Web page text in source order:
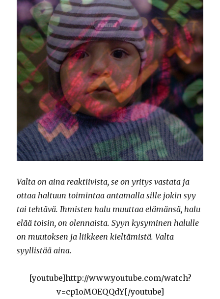
Valta on aina reaktiivista, se on yritys vastata ja
ottaa haltuun toimintaa antamalla sille jokin syy
tai tehtävä. Ihmisten halu muuttaa elämänsä, halu
elää toisin, on olennaista. Syyn kysyminen halulle
on muutoksen ja liikkeen kieltämistä. Valta
syyllistää aina.
[youtube]http://www.youtube.com/watch?
v=cp1oMOEQQdY[/youtube]